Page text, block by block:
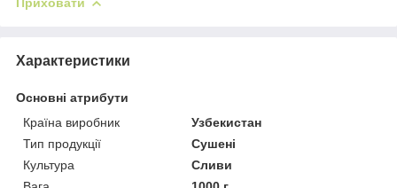
Характеристики
Основні атрибути
Країна виробник
Узбекистан
Тип продукції
Сушені
Культура
Сливи